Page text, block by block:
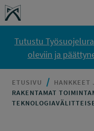
Siirry sisältöön
Työsuojelurahasto
Tutustu
oleviin ja
ETUSIVU HANKKEET
RAKENTAMAT